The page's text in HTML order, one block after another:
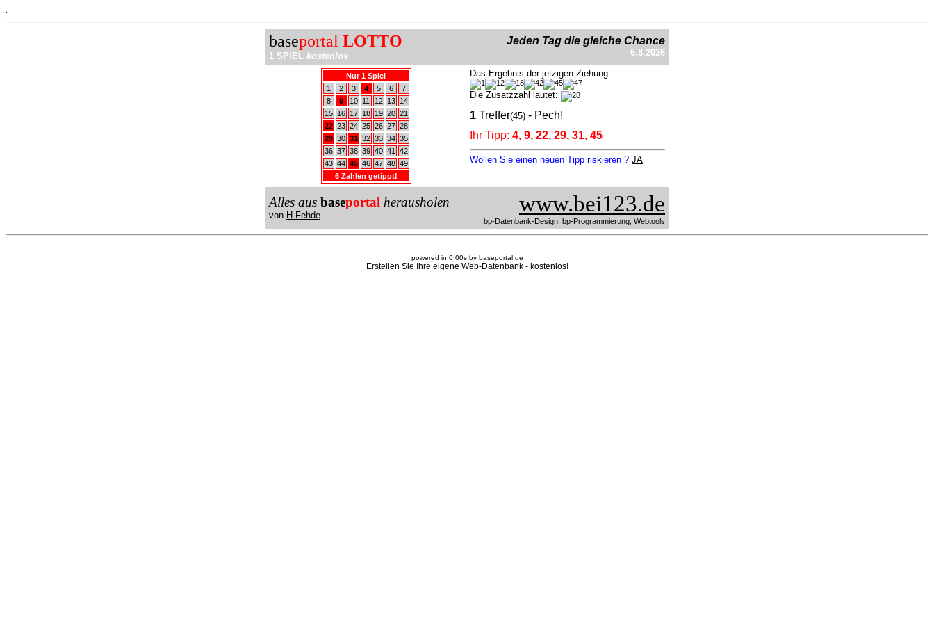
baseportal LOTTO
1 SPIEL kostenlos
Jeden Tag die gleiche Chance
6.8.2026
Nur 1 Spiel
1
2 3 4 5 6
7
8
9 10 11 12 13
14
15
16 17 18 19 20 21
22 23 24 25 26 27 28
29 30 31 32 33 34 35
36 37 38 39 40 41
42
43 44 45 46 47 48 49
6 Zahlen getippt!
Das Ergebnis der jetzigen Ziehung:
Die Zusatzzahl lautet:
1 Treffer(45) - Pech!
Ihr Tipp: 4, 9, 22, 29, 31, 45
Wollen Sie einen neuen Tipp riskieren ? JA
Alles aus baseportal herausholen
von H.Fehde www.bei123.de
bp-Datenbank-Design, bp-Programmierung, Webtools
powered in 0.00s by baseportal.de
Erstellen Sie Ihre eigene Web-Datenbank - kostenlos!